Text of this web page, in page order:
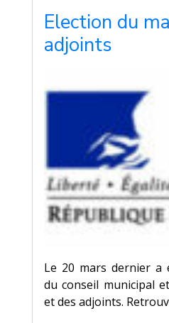
Election du
adjoints
Le 20 mars dernier a
du conseil municipal
et des adjoints.